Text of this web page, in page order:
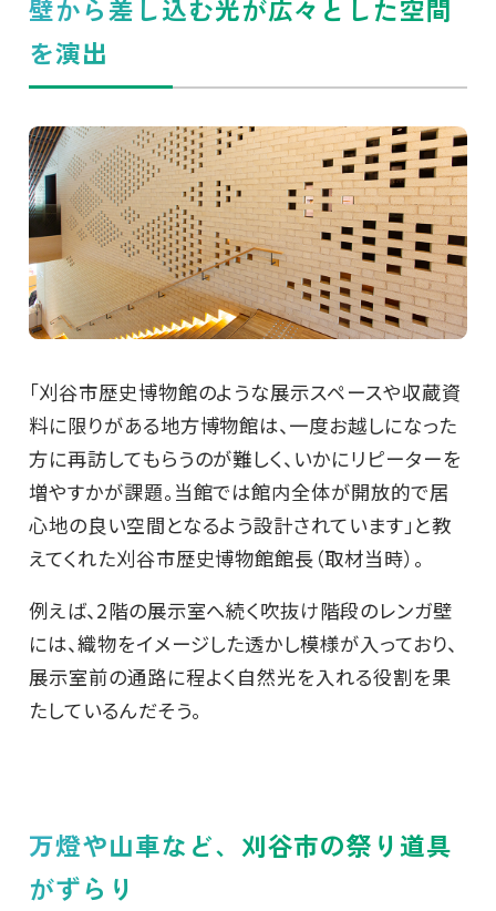
壁から差し込む光が広々とした空間
を演出
「刈谷市歴史博物館のような展示スペースや収蔵資
料に限りがある地方博物館は、一度お越しになった
方に再訪してもらうのが難しく、いかにリピーターを
増やすかが課題。当館では館内全体が開放的で居
心地の良い空間となるよう設計されています」と教
えてくれた刈谷市歴史博物館館長（取材当時）。
例えば、2階の展示室へ続く吹抜け階段のレンガ壁
には、織物をイメージした透かし模様が入っており、
展示室前の通路に程よく自然光を入れる役割を果
たしているんだそう。
万燈や山車など、刈谷市の祭り道具
がずらり